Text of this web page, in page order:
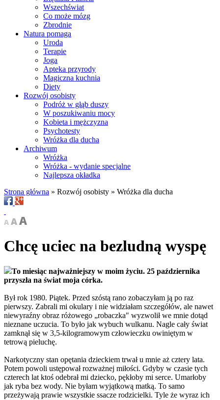
Wszechświat
Co może mózg
Zbrodnie
Natura pomaga
Uroda
Terapie
Joga
Apteka przyrody
Magiczna kuchnia
Diety
Rozwój osobisty
Podróż w głąb duszy
W poszukiwaniu mocy
Kobieta i mężczyzna
Psychotesty
Wróżka dla ducha
Archiwum
Wróżka
Wróżka - wydanie specjalne
Najlepsza okładka
Strona główna » Rozwój osobisty » Wróżka dla ducha
Chcę uciec na bezludną wyspę
To miesiąc najważniejszy w moim życiu. 25 października
przyszła na świat moja córka.
Był rok 1980. Piątek. Przed szóstą rano zobaczyłam ją po raz
pierwszy. Zabrali mi okulary i nie widziałam szczegółów, ale nawet
niewyraźny obraz różowego „robaczka" wyzwolił we mnie dotąd
nieznane uczucia. To było jak wybuch wulkanu. Nagle cały świat
zamknął się w 3,5-kilogramowym człowieczku owiniętym w
tetrową pieluchę.
Narkotyczny stan opętania dzieckiem trwał u mnie aż cztery lata.
Potem powoli ustępował rozważnej miłości. Gdyby w czasie tych
czterech lat ktoś odebrał mi dziecko, pękłoby mi serce. Umarłoby
jak ryba bez wody. Nie byłam wyjątkową matką. To samo
przeżywają prawie wszystkie ssacze rodzicielki. Tyle że wyraz ich